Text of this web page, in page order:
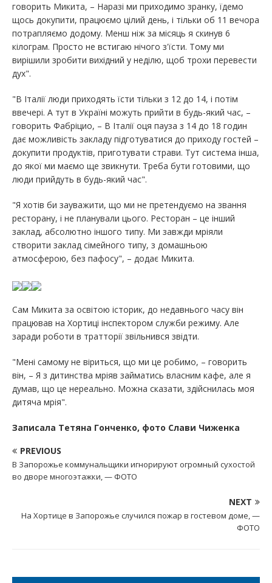
говорить Микита, – Наразі ми приходимо зранку, їдемо
щось докупити, працюємо цілий день, і тільки об 11 вечора
потрапляємо додому. Менш ніж за місяць я скинув 6
кілограм. Просто не встигаю нічого з'їсти. Тому ми
вирішили зробити вихідний у неділю, щоб трохи перевести
дух".
"В Італії люди приходять їсти тільки з 12 до 14, і потім
ввечері. А тут в Україні можуть прийти в будь-який час, –
говорить Фабріцио, – В Італії оця пауза з 14 до 18 годин
дає можливість закладу підготуватися до приходу гостей –
докупити продуктів, приготувати страви. Тут система інша,
до якої ми маємо ще звикнути. Треба бути готовими, що
люди прийдуть в будь-який час".
"Я хотів би зауважити, що ми не претендуємо на звання
ресторану, і не планували цього. Ресторан – це інший
заклад, абсолютно іншого типу. Ми завжди мріяли
створити заклад сімейного типу, з домашньою
атмосферою, без пафосу", – додає Микита.
Сам Микита за освітою історик, до недавнього часу він
працював на Хортиці інспектором служби режиму. Але
заради роботи в тратторії звільнився звідти.
"Мені самому не віриться, що ми це робимо, – говорить
він, – Я з дитинства мріяв займатись власним кафе, але я
думав, що це нереально. Можна сказати, здійснилась моя
дитяча мрія".
Записала Тетяна Гонченко, фото Слави Чиженка
PREVIOUS
В Запорожье коммунальщики игнорируют огромный сухостой
во дворе многоэтажки, — ФОТО
NEXT
На Хортице в Запорожье случился пожар в гостевом доме, —
ФОТО